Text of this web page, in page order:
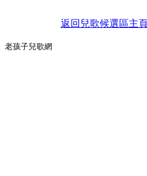
返回兒歌候選區主
老孩子兒歌網